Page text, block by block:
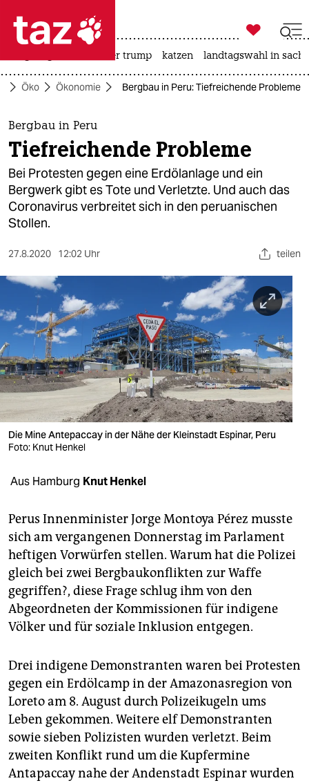
 taz zahl ich
taz zahl ich
themen
politik
öko
gesellschaft
kultur
sport
berlin
nord
wahrheit
verlag
verlag
shop
fragen & hilfe
unterstützen
abo
genossenschaft
epaper login

taz zahl ich
usa unter trump katzen landtagswahl in
Öko Ökonomie Bergbau in Peru: Tiefreichende Probleme
Bergbau in Peru
Tiefreichende Probleme
Bei Protesten gegen eine Erdölanlage und ein
Bergwerk gibt es Tote und Verletzte. Und auch das
Coronavirus verbreitet sich in den peruanischen
Stollen.
27.8.2020 12:02 Uhr teilen
Die Mine Antepaccay in der Nähe der Kleinstadt Espinar, Peru
Foto: Knut Henkel
Aus Hamburg Knut Henkel
Perus Innenminister Jorge Montoya Pérez musste
sich am vergangenen Donnerstag im Parlament
heftigen Vorwürfen stellen. Warum hat die Polizei
gleich bei zwei Bergbaukonflikten zur Waffe
gegriffen?, diese Frage schlug ihm von den
Abgeordneten der Kommissionen für indigene
Völker und für soziale Inklusion entgegen.
Drei indigene Demonstranten waren bei Protesten
gegen ein Erdölcamp in der Amazonasregion von
Loreto am 8. August durch Polizeikugeln ums
Leben gekommen. Weitere elf Demonstranten
sowie sieben Polizisten wurden verletzt. Beim
zweiten Konflikt rund um die Kupfermine
Antapaccay nahe der Andenstadt Espinar wurden